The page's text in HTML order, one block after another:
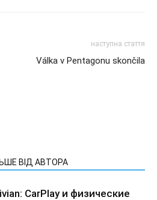
наступна стаття
Válka v Pentagonu skončila
ВІД АВТОРА
CarPlay и физические